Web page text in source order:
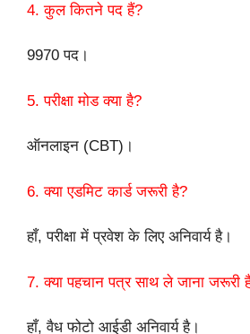
4. कुल कितने पद हैं?
9970 पद।
5. परीक्षा मोड क्या है?
ऑनलाइन (CBT)।
6. क्या एडमिट कार्ड जरूरी है?
हाँ, परीक्षा में प्रवेश के लिए अनिवार्य है।
7. क्या पहचान पत्र साथ ले जाना जरूरी
हाँ, वैध फोटो आईडी अनिवार्य है।